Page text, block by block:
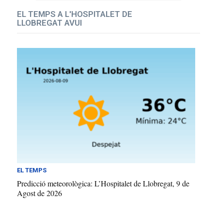
EL TEMPS A L'HOSPITALET DE
LLOBREGAT AVUI
EL TEMPS
Predicció meteorològica: L’Hospitalet de Llobregat, 9 de
Agost de 2026